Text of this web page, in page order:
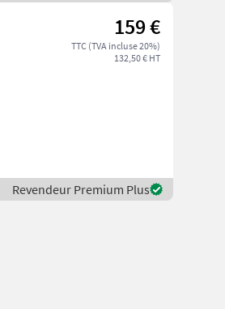
159 €
TTC (TVA incluse 20%)
132,50 € HT
Revendeur Premium Plus